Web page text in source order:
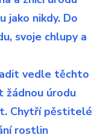
jako nikdy. Do
svoje chlupy a
vedle těchto
žádnou úrodu
Chytří pěstitelé
rostlin